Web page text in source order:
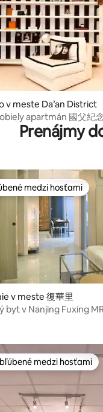
4,9 z 5, počet
v meste Da’an District
apartmán 國父紀
Prenájmy
4,98 z 5, počet
medzi hosťami
medzi hosťami
v meste 復華里
byt v Nanjing Fuxing
medzi hosťami
medzi hosťami